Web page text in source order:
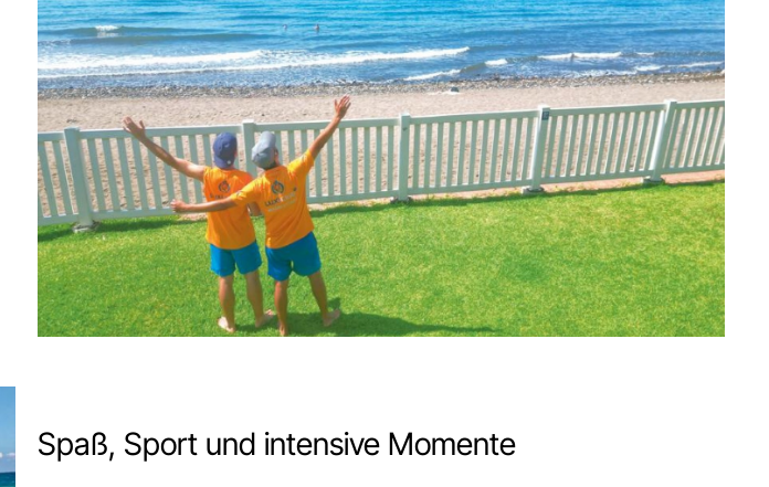
Spaß, Sport und intensive Momente